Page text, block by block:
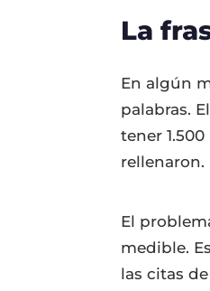
La
En algún
palabras.
tener
rellenaron.
El
medible.
las citas de